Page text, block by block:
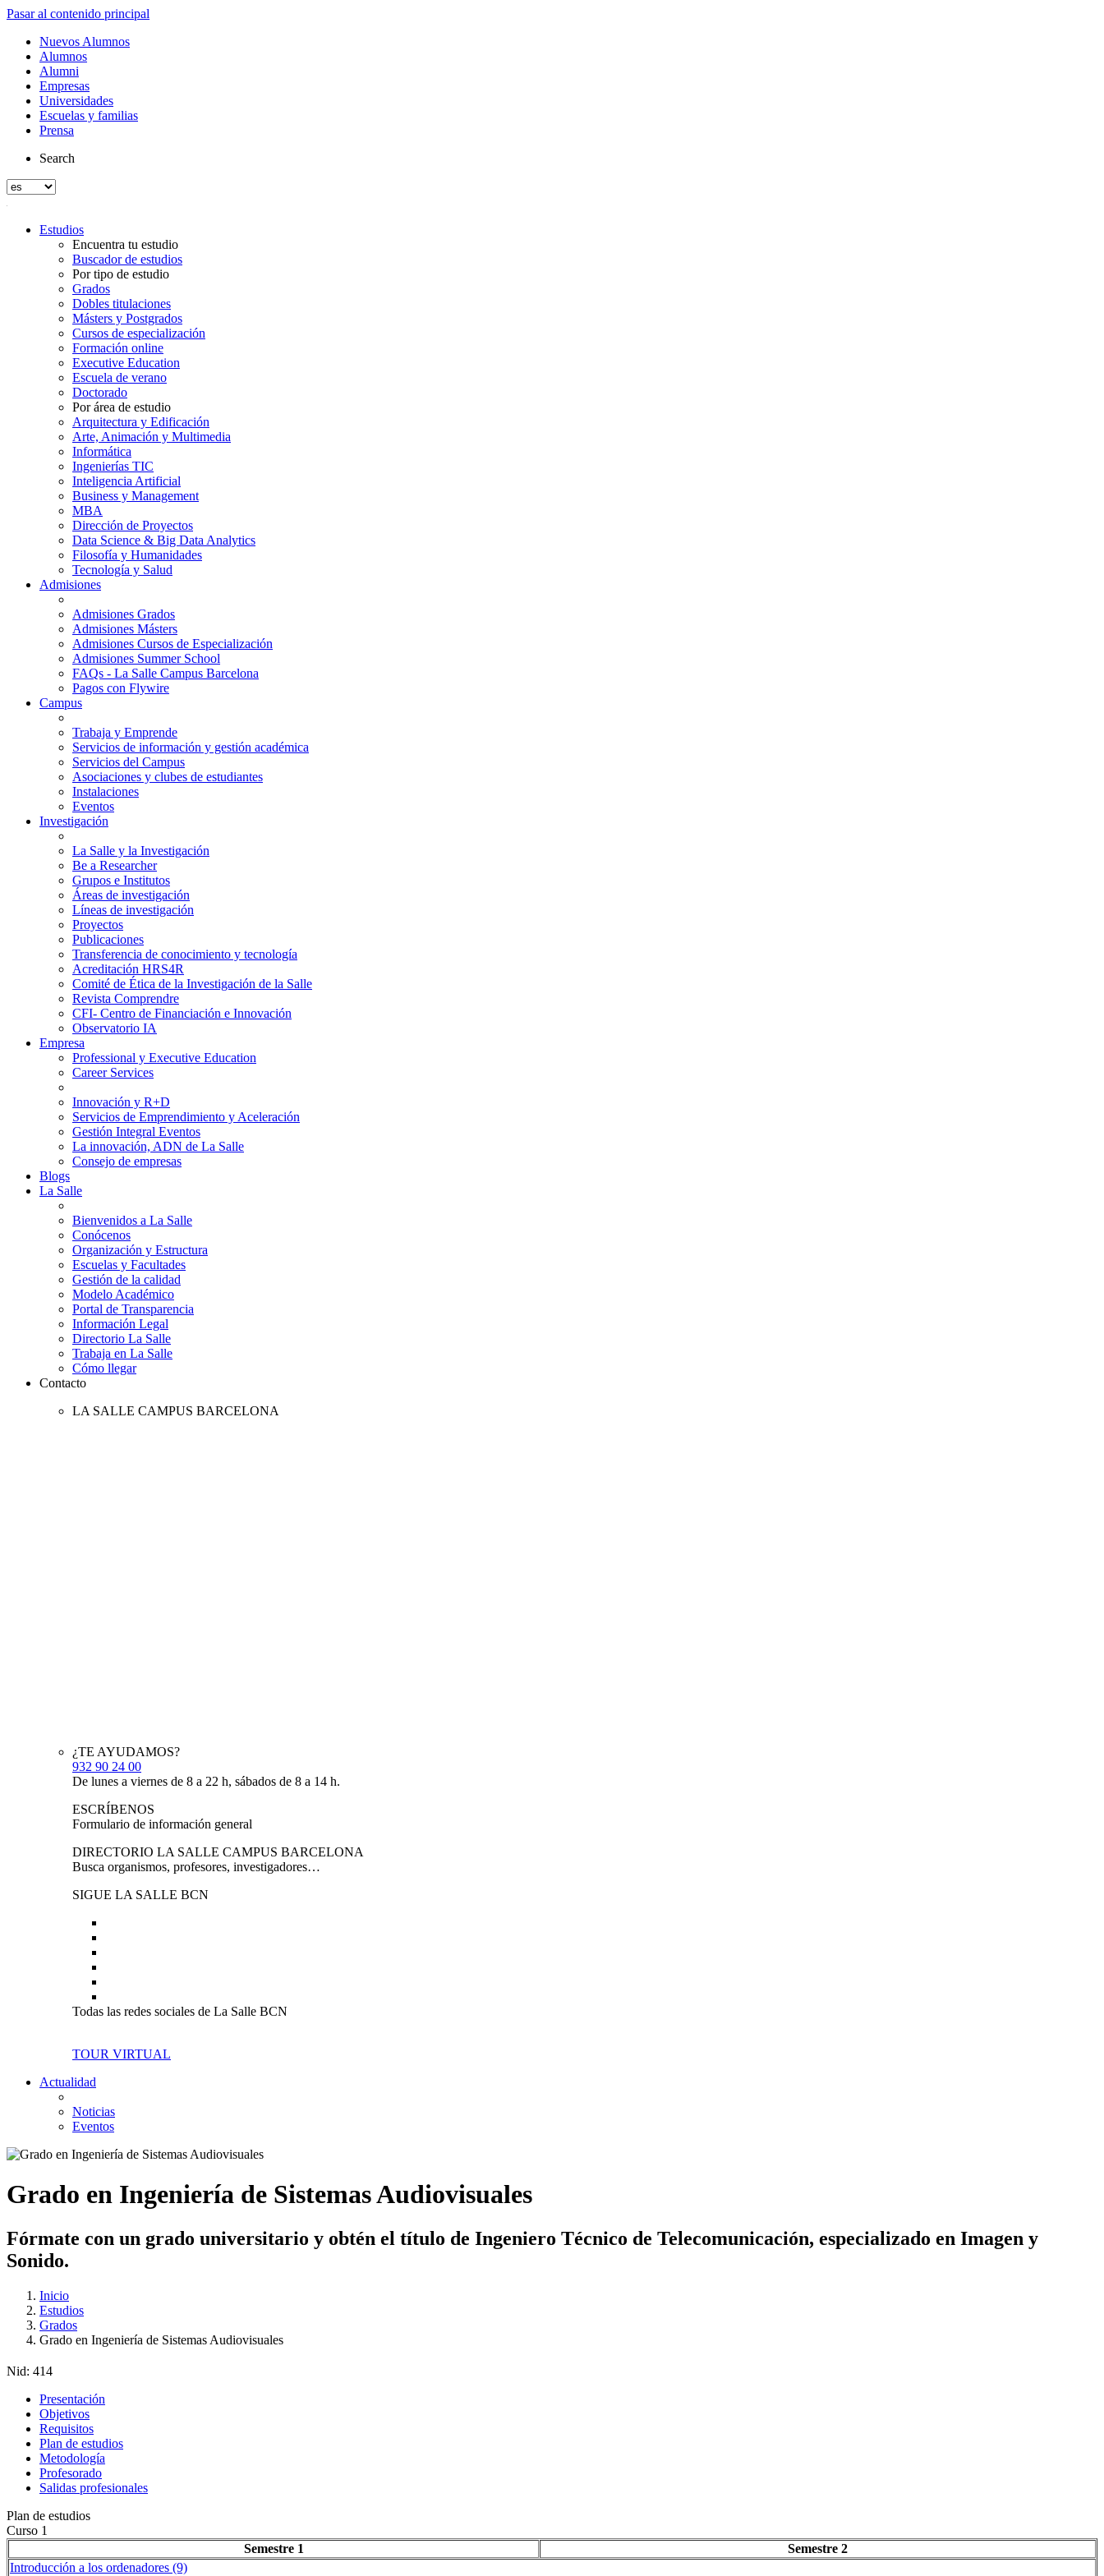
Pasar al contenido principal
Nuevos Alumnos
Alumnos
Alumni
Empresas
Universidades
Escuelas y familias
Prensa
Search
Estudios
Encuentra tu estudio
Buscador de estudios
Por tipo de estudio
Grados
Dobles titulaciones
Másters y Postgrados
Cursos de especialización
Formación online
Executive Education
Escuela de verano
Doctorado
Por área de estudio
Arquitectura y Edificación
Arte, Animación y Multimedia
Informática
Ingenierías TIC
Inteligencia Artificial
Business y Management
MBA
Dirección de Proyectos
Data Science & Big Data Analytics
Filosofía y Humanidades
Tecnología y Salud
Admisiones
Admisiones Grados
Admisiones Másters
Admisiones Cursos de Especialización
Admisiones Summer School
FAQs - La Salle Campus Barcelona
Pagos con Flywire
Campus
Trabaja y Emprende
Servicios de información y gestión académica
Servicios del Campus
Asociaciones y clubes de estudiantes
Instalaciones
Eventos
Investigación
La Salle y la Investigación
Be a Researcher
Grupos e Institutos
Áreas de investigación
Líneas de investigación
Proyectos
Publicaciones
Transferencia de conocimiento y tecnología
Acreditación HRS4R
Comité de Ética de la Investigación de la Salle
Revista Comprendre
CFI- Centro de Financiación e Innovación
Observatorio IA
Empresa
Professional y Executive Education
Career Services
Innovación y R+D
Servicios de Emprendimiento y Aceleración
Gestión Integral Eventos
La innovación, ADN de La Salle
Consejo de empresas
Blogs
La Salle
Bienvenidos a La Salle
Conócenos
Organización y Estructura
Escuelas y Facultades
Gestión de la calidad
Modelo Académico
Portal de Transparencia
Información Legal
Directorio La Salle
Trabaja en La Salle
Cómo llegar
Contacto
LA SALLE CAMPUS BARCELONA
¿TE AYUDAMOS?
932 90 24 00
De lunes a viernes de 8 a 22 h, sábados de 8 a 14 h.
ESCRÍBENOS
Formulario de información general
DIRECTORIO LA SALLE CAMPUS BARCELONA
Busca organismos, profesores, investigadores…
SIGUE LA SALLE BCN
Todas las redes sociales de La Salle BCN
TOUR VIRTUAL
Actualidad
Noticias
Eventos
Grado en Ingeniería de Sistemas Audiovisuales
Fórmate con un grado universitario y obtén el título de Ingeniero Técnico de Telecomunicación, especializado en Imagen y
Sonido.
Inicio
Estudios
Grados
Grado en Ingeniería de Sistemas Audiovisuales
Nid: 414
Presentación
Objetivos
Requisitos
Plan de estudios
Metodología
Profesorado
Salidas profesionales
Plan de estudios
Curso 1
Semestre 1
Semestre 2
Introducción a los ordenadores (9)